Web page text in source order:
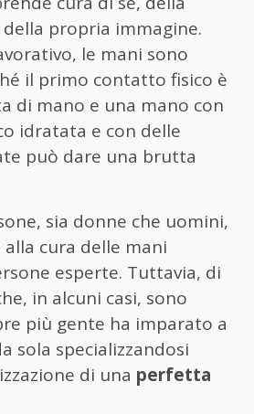
propria immagine.
le mani sono
il primo contatto fisico è
di mano e una mano con
idratata e con delle
può dare una brutta
sia donne che uomini,
cura delle mani
esperte. Tuttavia, di
in alcuni casi, sono
più gente ha imparato a
sola specializzandosi
di una perfetta